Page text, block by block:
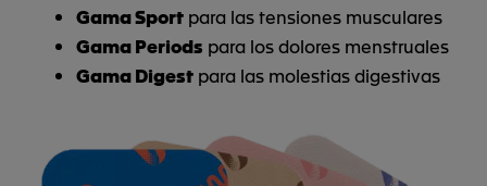
Gama Sport para las tensiones musculares
Gama Periods para los dolores menstruales
Gama Digest para las molestias digestivas